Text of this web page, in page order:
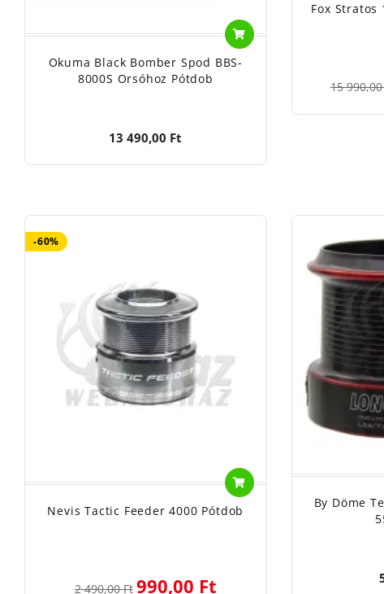
Okuma Black Bomber Spod BBS-
8000S Orsóhoz Pótdob
13 490,00 Ft
Fox Stratos
15
-60%
Nevis Tactic Feeder 4000 Pótdob
2 490,00 Ft 990,00 Ft
By Döme